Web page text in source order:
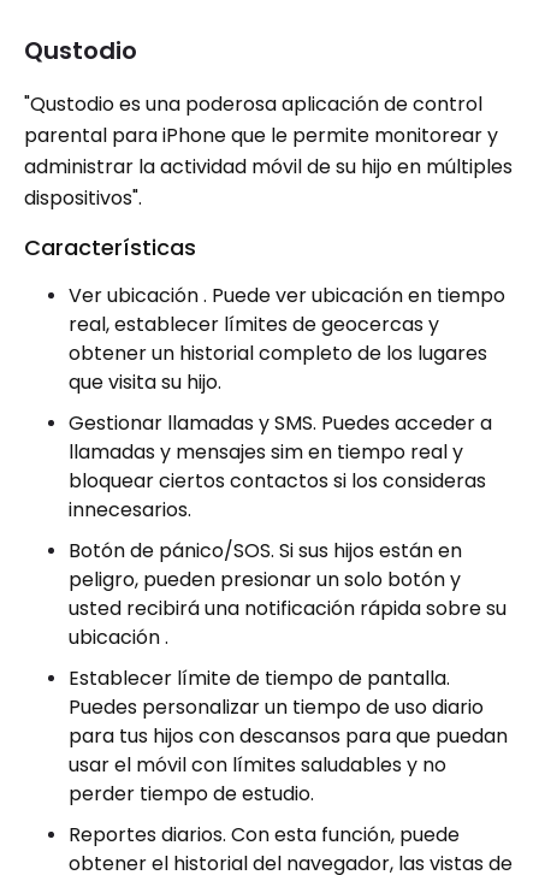
Qustodio
"Qustodio es una poderosa aplicación de control
parental para iPhone que le permite monitorear y
administrar la actividad móvil de su hijo en múltiples
dispositivos".
Características
Ver ubicación . Puede ver ubicación en tiempo
real, establecer límites de geocercas y
obtener un historial completo de los lugares
que visita su hijo.
Gestionar llamadas y SMS. Puedes acceder a
llamadas y mensajes sim en tiempo real y
bloquear ciertos contactos si los consideras
innecesarios.
Botón de pánico/SOS. Si sus hijos están en
peligro, pueden presionar un solo botón y
usted recibirá una notificación rápida sobre su
ubicación .
Establecer límite de tiempo de pantalla.
Puedes personalizar un tiempo de uso diario
para tus hijos con descansos para que puedan
usar el móvil con límites saludables y no
perder tiempo de estudio.
Reportes diarios. Con esta función, puede
obtener el historial del navegador, las vistas de